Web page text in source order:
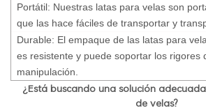
Portátil: Nuestras latas para velas son
que las hace fáciles de transportar y
Durable: El empaque de las latas para
es resistente y puede soportar los rigores
manipulación.
¿Está buscando una solución
de velas?